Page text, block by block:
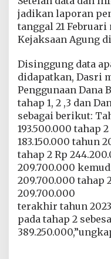
s
i
n
I
I
jadikan laporan
tanggal 21
Kejaksaan Agung
Disinggung data
didapatkan, Dasri
Penggunaan Dana
tahap 1, 2 ,3 dan
sebagai berikut:
193.500.000 tahap
183.150.000 tahun
tahap 2 Rp
209.700.000
209.700.000 tahap
209.700.000
terakhir tahun 2023
pada tahap 2